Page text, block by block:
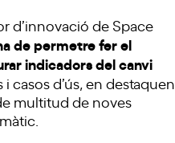
d’innovació de Space
de permetre fer el
indicadors del canvi
casos d’ús, en destaquen
multitud de noves